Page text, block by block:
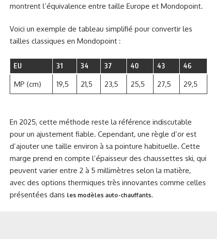
montrent l’équivalence entre taille Europe et Mondopoint.
Voici un exemple de tableau simplifié pour convertir les
tailles classiques en Mondopoint :
EU 31 34 37 40 43 46
MP (cm) 19,5 21,5 23,5 25,5 27,5 29,5
En 2025, cette méthode reste la référence indiscutable
pour un ajustement fiable. Cependant, une règle d’or est
d’ajouter une taille environ à sa pointure habituelle. Cette
marge prend en compte l’épaisseur des chaussettes ski, qui
peuvent varier entre 2 à 5 millimètres selon la matière,
avec des options thermiques très innovantes comme celles
présentées dans les modèles auto-chauffants.